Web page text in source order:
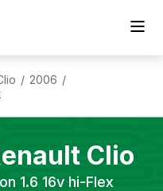
/ 2006 /
Clio
1.6 16v hi-Flex